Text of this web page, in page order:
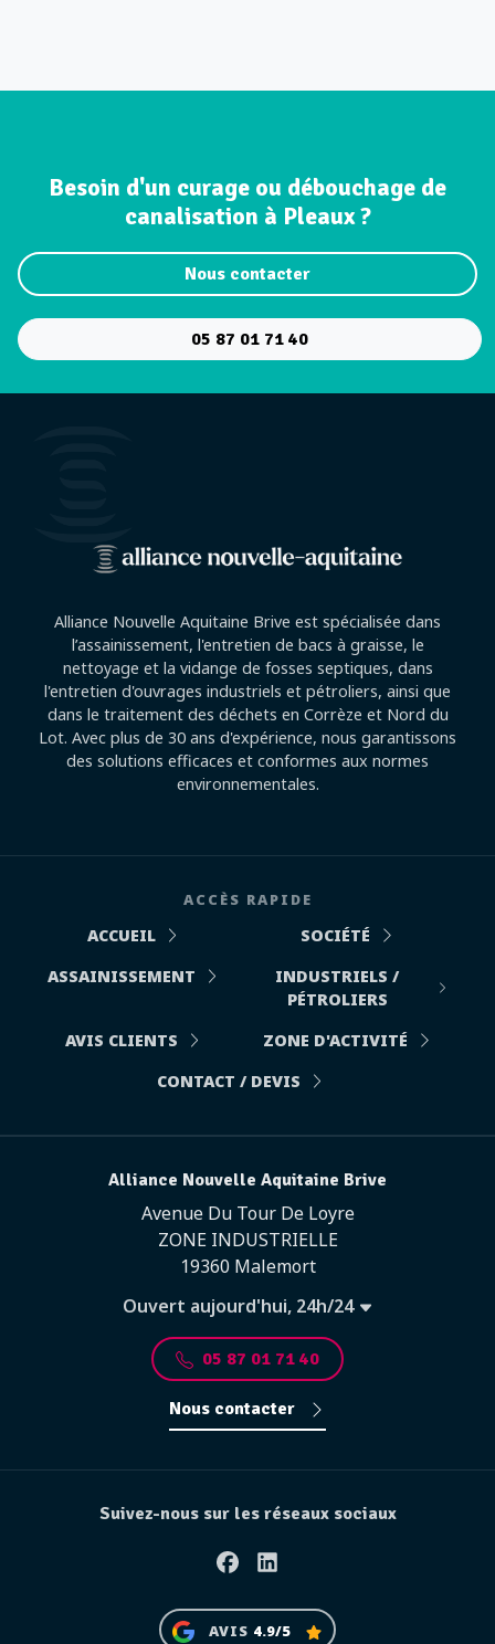
Besoin d'un curage ou débouchage de
canalisation à Pleaux ?
Nous contacter
05 87 01 71 40
Alliance Nouvelle Aquitaine Brive est spécialisée dans
l’assainissement, l'entretien de bacs à graisse, le
nettoyage et la vidange de fosses septiques, dans
l'entretien d'ouvrages industriels et pétroliers, ainsi que
dans le traitement des déchets en Corrèze et Nord du
Lot. Avec plus de 30 ans d'expérience, nous garantissons
des solutions efficaces et conformes aux normes
environnementales.
ACCÈS RAPIDE
ACCUEIL
SOCIÉTÉ
ASSAINISSEMENT
INDUSTRIELS /
PÉTROLIERS
AVIS CLIENTS
ZONE D'ACTIVITÉ
CONTACT / DEVIS
Alliance Nouvelle Aquitaine Brive
Avenue Du Tour De Loyre
ZONE INDUSTRIELLE
19360 Malemort
Ouvert aujourd'hui, 24h/24
05 87 01 71 40
Nous contacter
Suivez-nous sur les réseaux sociaux
FacebookLinkedin
AVIS 4.9/5